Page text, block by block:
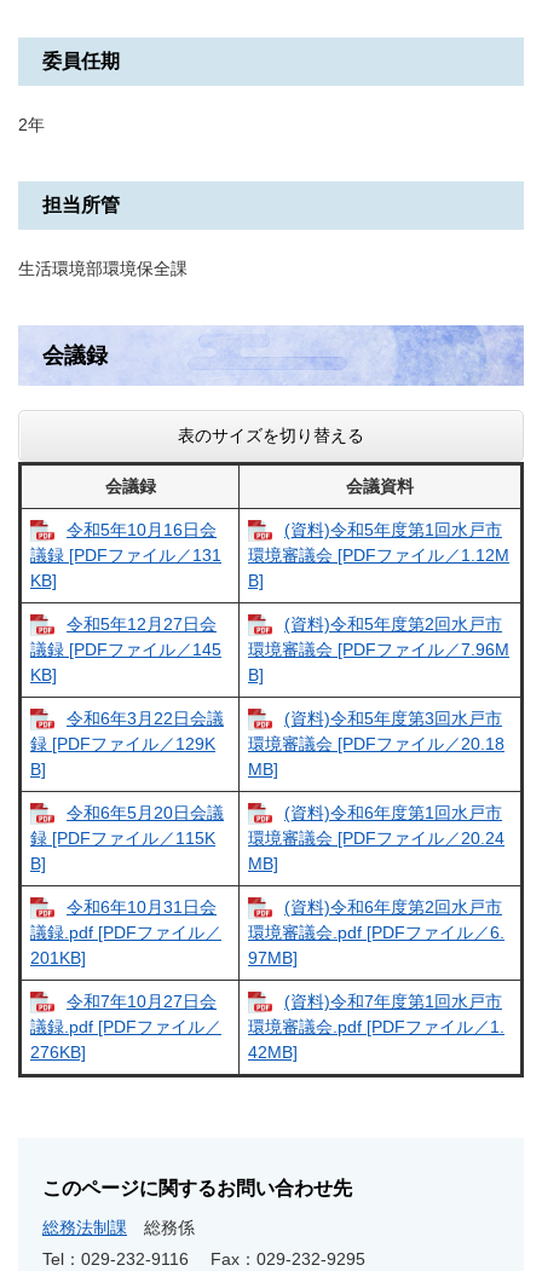
委員任期
2年
担当所管
生活環境部環境保全課
会議録
表のサイズを切り替える
会議録 会議資料
令和5年10月16日会
議録 [PDFファイル／131
KB]
(資料)令和5年度第1回水戸市
環境審議会 [PDFファイル／1.12M
B]
令和5年12月27日会
議録 [PDFファイル／145
KB]
(資料)令和5年度第2回水戸市
環境審議会 [PDFファイル／7.96M
B]
令和6年3月22日会議
録 [PDFファイル／129K
B]
(資料)令和5年度第3回水戸市
環境審議会 [PDFファイル／20.18
MB]
令和6年5月20日会議
録 [PDFファイル／115K
B]
(資料)令和6年度第1回水戸市
環境審議会 [PDFファイル／20.24
MB]
令和6年10月31日会
議録.pdf [PDFファイル／
201KB]
(資料)令和6年度第2回水戸市
環境審議会.pdf [PDFファイル／6.
97MB]
令和7年10月27日会
議録.pdf [PDFファイル／
276KB]
(資料)令和7年度第1回水戸市
環境審議会.pdf [PDFファイル／1.
42MB]
このページに関するお問い合わせ先
総務法制課
総務係
Tel：029-232-9116
Fax：029-232-9295